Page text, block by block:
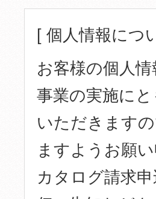
[ 個人情報につ
お客様の個人
事業の実施に
いただきます
ますようお願
カタログ請求